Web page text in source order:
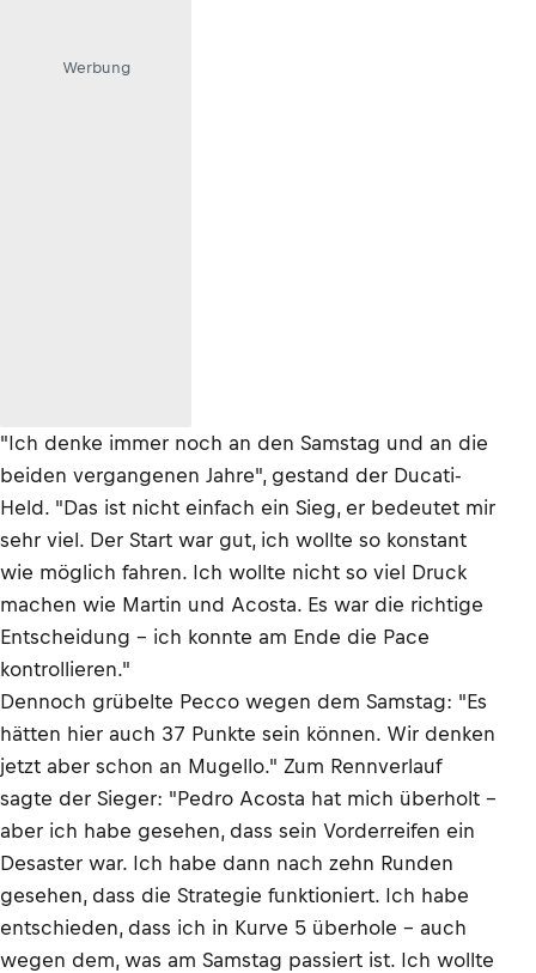
Werbung
"Ich denke immer noch an den Samstag und an die
beiden vergangenen Jahre", gestand der Ducati-
Held. "Das ist nicht einfach ein Sieg, er bedeutet mir
sehr viel. Der Start war gut, ich wollte so konstant
wie möglich fahren. Ich wollte nicht so viel Druck
machen wie Martin und Acosta. Es war die richtige
Entscheidung – ich konnte am Ende die Pace
kontrollieren."
Dennoch grübelte Pecco wegen dem Samstag: "Es
hätten hier auch 37 Punkte sein können. Wir denken
jetzt aber schon an Mugello." Zum Rennverlauf
sagte der Sieger: "Pedro Acosta hat mich überholt –
aber ich habe gesehen, dass sein Vorderreifen ein
Desaster war. Ich habe dann nach zehn Runden
gesehen, dass die Strategie funktioniert. Ich habe
entschieden, dass ich in Kurve 5 überhole – auch
wegen dem, was am Samstag passiert ist. Ich wollte